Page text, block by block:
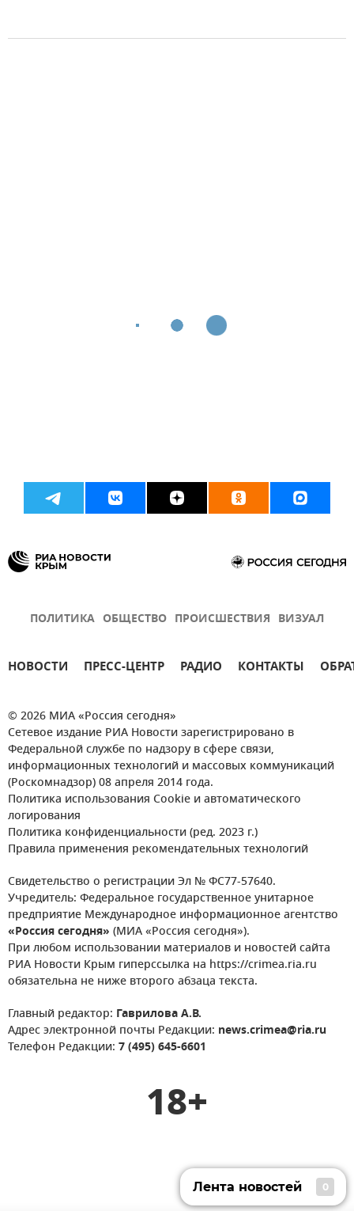
ПОЛИТИКА ОБЩЕСТВО ПРОИСШЕСТВИЯ ВИЗУАЛ
НОВОСТИ ПРЕСС-ЦЕНТР РАДИО КОНТАКТЫ
© 2026 МИА «Россия сегодня»
Сетевое издание РИА Новости зарегистрировано в
Федеральной службе по надзору в сфере связи,
информационных технологий и массовых коммуникаций
(Роскомнадзор) 08 апреля 2014 года.
Политика использования Cookie и автоматического
логирования
Политика конфиденциальности (ред. 2023 г.)
Правила применения рекомендательных технологий
Свидетельство о регистрации Эл № ФС77-57640.
Учредитель: Федеральное государственное унитарное
предприятие Международное информационное агентство
«Россия сегодня» (МИА «Россия сегодня»).
При любом использовании материалов и новостей сайта
РИА Новости Крым гиперссылка на https://crimea.ria.ru
обязательна не ниже второго абзаца текста.
Главный редактор: Гаврилова А.В.
Адрес электронной почты Редакции: news.crimea@ria.ru
Телефон Редакции: 7 (495) 645-6601
18+
Лента новостей 0